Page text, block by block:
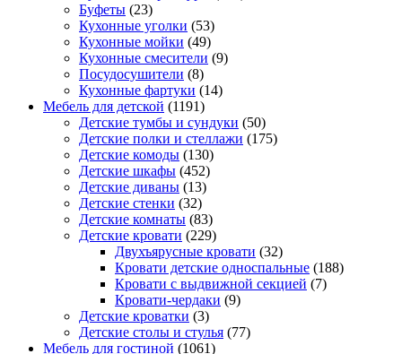
Буфеты (23)
Кухонные уголки (53)
Кухонные мойки (49)
Кухонные смесители (9)
Посудосушители (8)
Кухонные фартуки (14)
Мебель для детской (1191)
Детские тумбы и сундуки (50)
Детские полки и стеллажи (175)
Детские комоды (130)
Детские шкафы (452)
Детские диваны (13)
Детские стенки (32)
Детские комнаты (83)
Детские кровати (229)
Двухъярусные кровати (32)
Кровати детские односпальные (188)
Кровати с выдвижной секцией (7)
Кровати-чердаки (9)
Детские кроватки (3)
Детские столы и стулья (77)
Мебель для гостиной (1061)